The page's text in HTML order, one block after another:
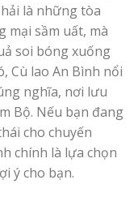
là những tòa
mại sầm uất, mà
soi bóng xuống
Cù lao An Bình nổi
nghĩa, nơi lưu
Bộ. Nếu bạn đang
cho chuyến
chính là lựa chọn
ý cho bạn.